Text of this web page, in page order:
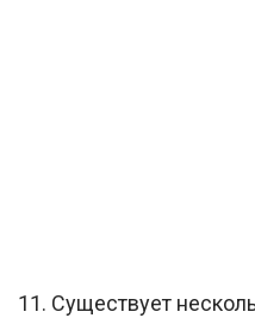
11. Существует